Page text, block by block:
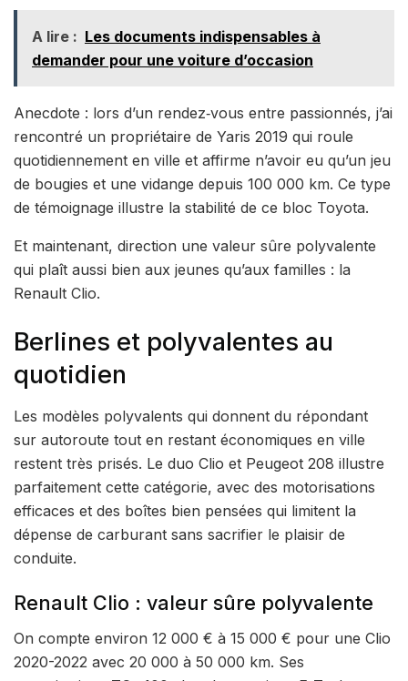
A lire : Les documents indispensables à
demander pour une voiture d’occasion
Anecdote : lors d’un rendez‑vous entre passionnés, j’ai
rencontré un propriétaire de Yaris 2019 qui roule
quotidiennement en ville et affirme n’avoir eu qu’un jeu
de bougies et une vidange depuis 100 000 km. Ce type
de témoignage illustre la stabilité de ce bloc Toyota.
Et maintenant, direction une valeur sûre polyvalente
qui plaît aussi bien aux jeunes qu’aux familles : la
Renault Clio.
Berlines et polyvalentes au
quotidien
Les modèles polyvalents qui donnent du répondant
sur autoroute tout en restant économiques en ville
restent très prisés. Le duo Clio et Peugeot 208 illustre
parfaitement cette catégorie, avec des motorisations
efficaces et des boîtes bien pensées qui limitent la
dépense de carburant sans sacrifier le plaisir de
conduite.
Renault Clio : valeur sûre polyvalente
On compte environ 12 000 € à 15 000 € pour une Clio
2020-2022 avec 20 000 à 50 000 km. Ses